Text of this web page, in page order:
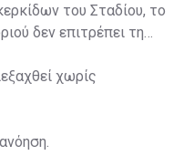
του Σταδίου, το
δεν επιτρέπει τη
χωρίς